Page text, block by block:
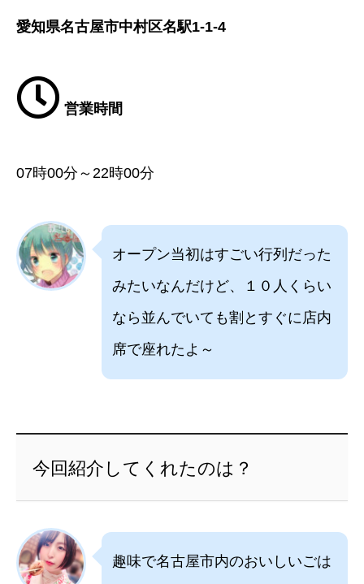
愛知県名古屋市中村区名駅1-1-4
営業時間
07時00分～22時00分
オープン当初はすごい行列だった
みたいなんだけど、１０人くらい
なら並んでいても割とすぐに店内
席で座れたよ～
今回紹介してくれたのは？
趣味で名古屋市内のおいしいごは